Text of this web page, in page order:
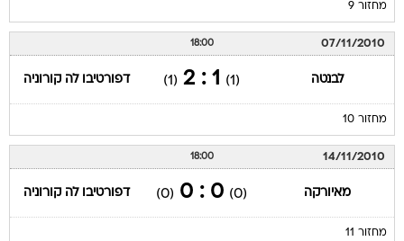
מחזור 9
07/11/2010
18:00
לבנטה (1)
1 : 2
(1) דפורטיבו לה קורוניה
מחזור 10
14/11/2010
18:00
מאיורקה (0)
0 : 0
(0) דפורטיבו לה קורוניה
מחזור 11